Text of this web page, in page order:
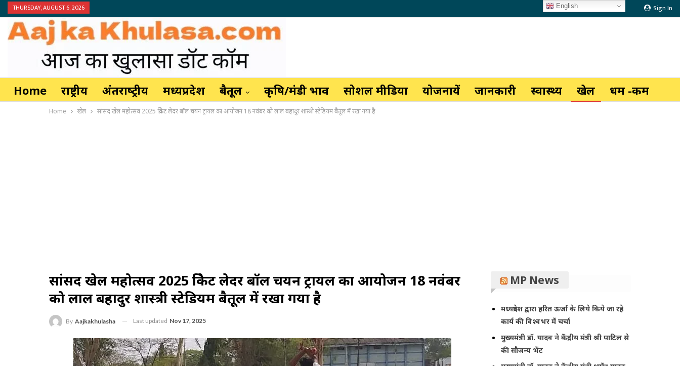
Sign In
THURSDAY, AUGUST 6, 2026
Home राष्ट्रीय अंतर्राष्‍ट्रीय मध्यप्रदेश बैतूल कृषि/मंडी भाव सोशल मीडिया योजनायें जानकारी स्वास्थ्य खेल धर्म -कर्म
Home खेल सांसद खेल महोत्सव 2025 क्रिकेट लेदर बॉल चयन ट्रायल का आयोजन 18 नवंबर को लाल बहादुर शास्त्री स्टेडियम बैतूल में रखा गया है
सांसद खेल महोत्सव 2025 क्रिकेट लेदर बॉल चयन ट्रायल का आयोजन 18 नवंबर
को लाल बहादुर शास्त्री स्टेडियम बैतूल में रखा गया है
By Aajkakhulasha Last updated Nov 17, 2025
MP News
मध्यप्रदेश द्वारा हरित ऊर्जा के लिये किये जा रहे
कार्य की विश्वभर में चर्चा
मुख्यमंत्री डॉ. यादव ने केंद्रीय मंत्री श्री पाटिल से
की सौजन्य भेंट
English